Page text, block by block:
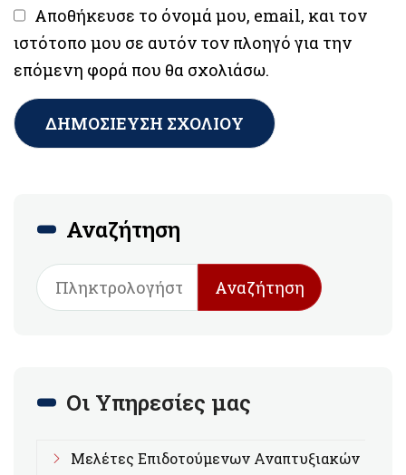
Αποθήκευσε το όνομά μου, email, και τον
ιστότοπο μου σε αυτόν τον πλοηγό για την
επόμενη φορά που θα σχολιάσω.
Αναζήτηση
Αναζήτηση
Οι Υπηρεσίες μας
Μελέτες Επιδοτούμενων Αναπτυξιακών